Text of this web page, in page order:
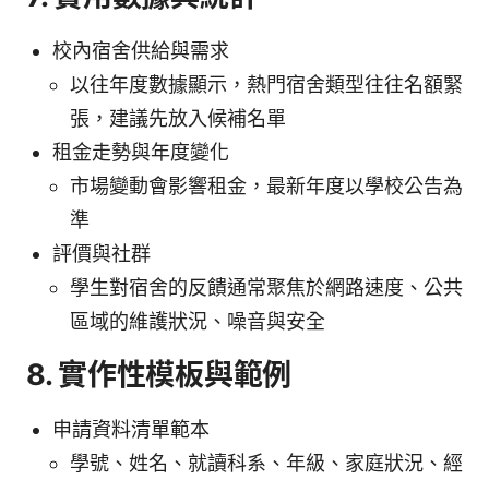
校內宿舍供給與需求
以往年度數據顯示，熱門宿舍類型往往名額緊
張，建議先放入候補名單
租金走勢與年度變化
市場變動會影響租金，最新年度以學校公告為
準
評價與社群
學生對宿舍的反饋通常聚焦於網路速度、公共
區域的維護狀況、噪音與安全
8. 實作性模板與範例
申請資料清單範本
學號、姓名、就讀科系、年級、家庭狀況、經